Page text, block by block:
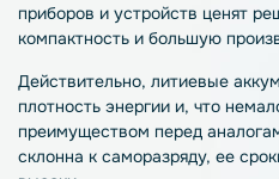
приборов и устройств ценят
компактность и большую
Действительно, литиевые
плотность энергии и, что
преимуществом перед
склонна к саморазряду, ее